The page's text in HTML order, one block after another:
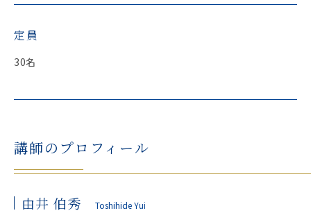
定員
30名
講師のプロフィール
由井 伯秀 Toshihide Yui